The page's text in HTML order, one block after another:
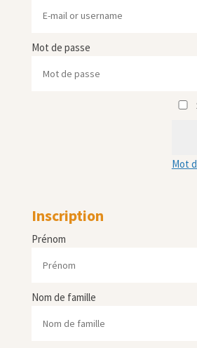
Mot de passe
Mot
Inscription
Prénom
Nom de famille